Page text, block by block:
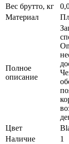
Вес брутто, кг
Материал
Полное
описание
Цвет
Наличие
1